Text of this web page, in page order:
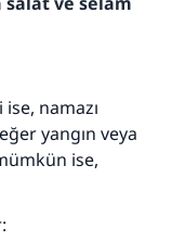
namazı
yangın veya
ise,